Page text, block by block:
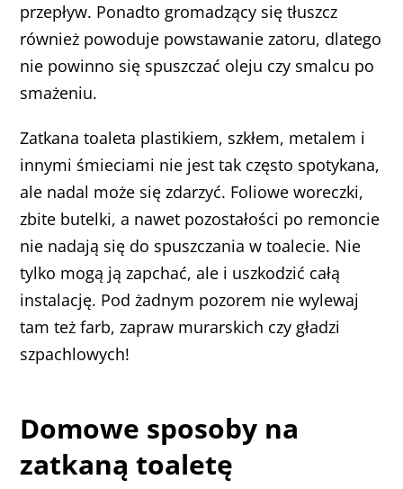
przepływ. Ponadto gromadzący się tłuszcz
również powoduje powstawanie zatoru, dlatego
nie powinno się spuszczać oleju czy smalcu po
smażeniu.
Zatkana toaleta plastikiem, szkłem, metalem i
innymi śmieciami nie jest tak często spotykana,
ale nadal może się zdarzyć. Foliowe woreczki,
zbite butelki, a nawet pozostałości po remoncie
nie nadają się do spuszczania w toalecie. Nie
tylko mogą ją zapchać, ale i uszkodzić całą
instalację. Pod żadnym pozorem nie wylewaj
tam też farb, zapraw murarskich czy gładzi
szpachlowych!
Domowe sposoby na
zatkaną toaletę